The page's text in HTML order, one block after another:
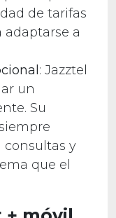
de tarifas
a
: Jazztel
un
Su
y
que el